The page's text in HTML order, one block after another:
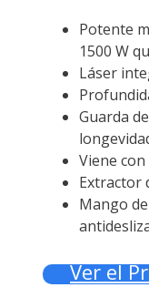
Potente
1500 W
Láser
Guarda
Viene
Extractor
Mango
Ver el